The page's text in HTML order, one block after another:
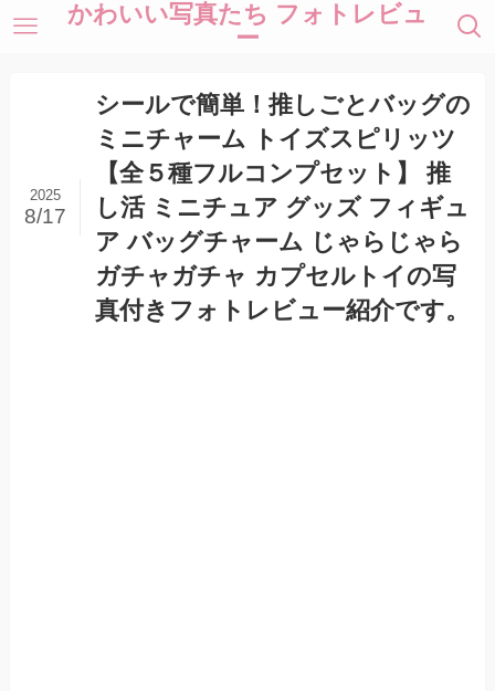
かわいい写真たち フォトレビュ
ー
シールで簡単！推しごとバッグの
ミニチャーム トイズスピリッツ
【全５種フルコンプセット】 推
し活 ミニチュア グッズ フィギュ
ア バッグチャーム じゃらじゃら
ガチャガチャ カプセルトイの写
真付きフォトレビュー紹介です。
2025
8/17